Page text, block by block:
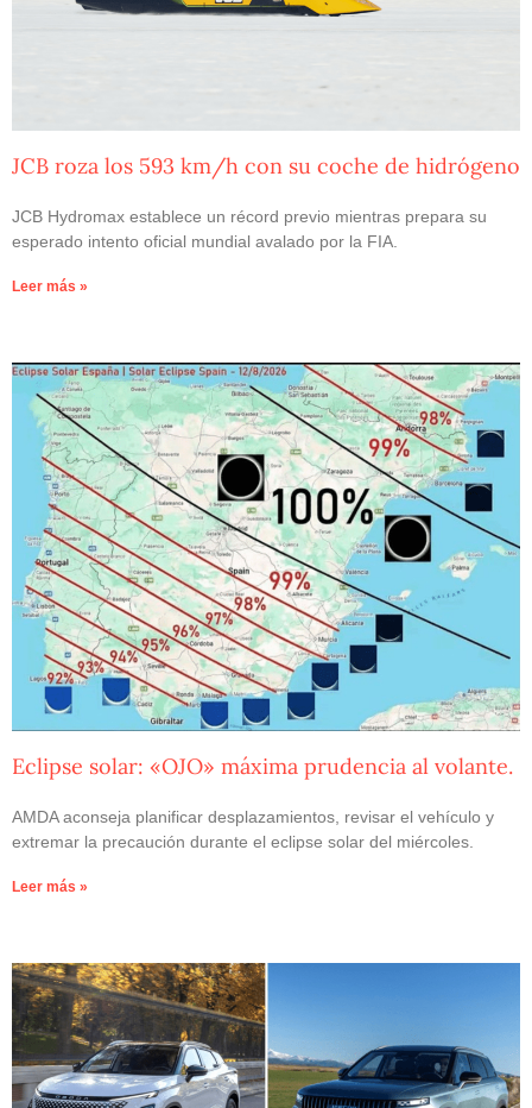
JCB roza los 593 km/h con su coche de hidrógeno
JCB Hydromax establece un récord previo mientras prepara su
esperado intento oficial mundial avalado por la FIA.
Leer más »
Eclipse solar: «OJO» máxima prudencia al volante.
AMDA aconseja planificar desplazamientos, revisar el vehículo y
extremar la precaución durante el eclipse solar del miércoles.
Leer más »